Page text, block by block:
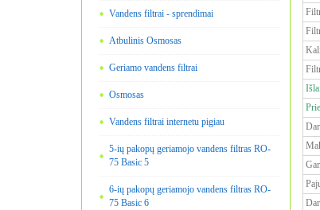
Vandens filtrai - sprendimai
Atbulinis Osmosas
Geriamo vandens filtrai
Osmosas
Vandens filtrai internetu pigiau
5-ių pakopų geriamojo vandens filtras RO-
75 Basic 5
6-ių pakopų geriamojo vandens filtras RO-
75 Basic 6